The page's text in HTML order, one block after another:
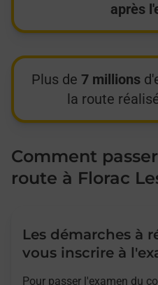
après
Plus de 7 millions
la route
Comment
route à Florac
Les démarches à
vous inscrire à
Pour passer l'examen du